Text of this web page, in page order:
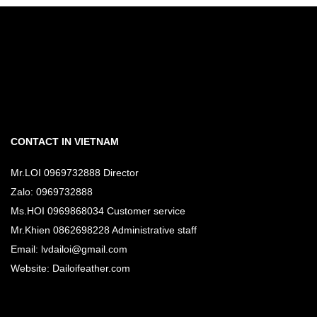
CONTACT IN VIETNAM
Mr.LOI 0969732888 Director
Zalo: 0969732888
Ms.HOI 0969868034 Customer service
Mr.Khien 0862698228 Administrative staff
Email: lvdailoi@gmail.com
Website: Dailoifeather.com